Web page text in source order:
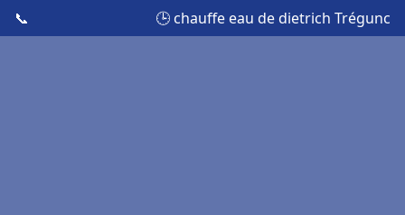
📞 🕒 chauffe eau de dietrich Trégunc